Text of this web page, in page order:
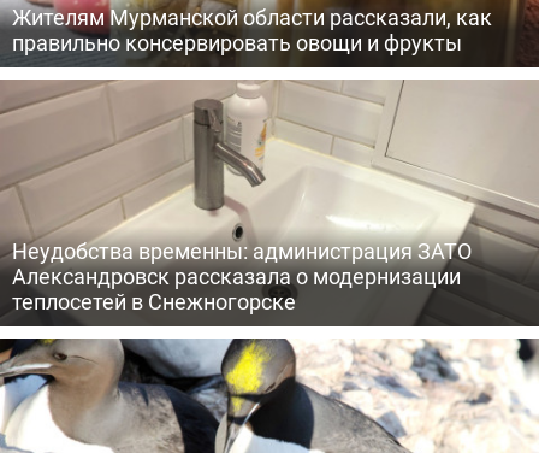
Жителям Мурманской области рассказали, как
правильно консервировать овощи и фрукты
Неудобства временны: администрация ЗАТО
Александровск рассказала о модернизации
теплосетей в Снежногорске